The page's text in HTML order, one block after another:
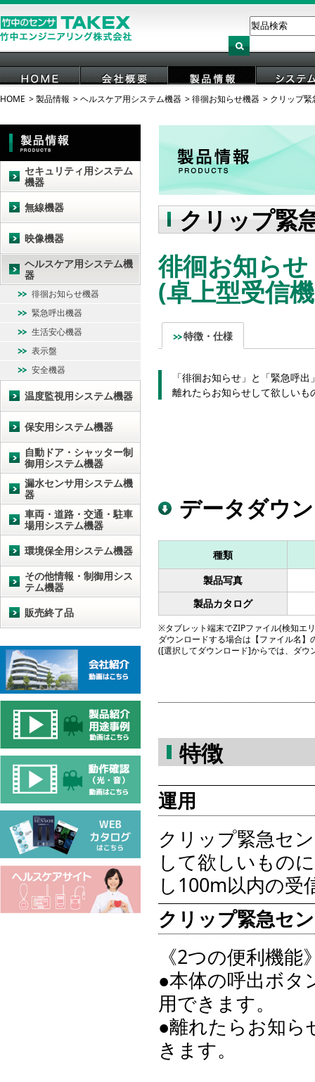
HOME 会社概要 製品情報 システ
HOME 製品情報 ヘルスケア用システム機器 徘徊お知らせ機器 クリップ
クリップ緊
徘徊お知ら
(卓上型受信
特徴・仕様
「徘徊お知らせ」と「緊急呼
離れたらお知らせして欲しい
データダウ
種類
製品写真
製品カタログ
※タブレット端末でZIPファイル(検知エ
ダウンロードする場合は【ファイル名
([選択してダウンロード]からでは、ダ
特徴
運用
クリップ緊急セ
して欲しいもの
し100m以内の受
クリップ緊急セ
《2つの便利機能
●本体の呼出ボタ
用できます。
●離れたらお知
きます。
セキュリティ用システム
機器
無線機器
映像機器
ヘルスケア用システム機
器
徘徊お知らせ機器
緊急呼出機器
生活安心機器
表示盤
安全機器
温度監視用システム機器
保安用システム機器
自動ドア・シャッター制
御用システム機器
漏水センサ用システム機
器
車両・道路・交通・駐車
場用システム機器
環境保全用システム機器
その他情報・制御用シス
テム機器
販売終了品